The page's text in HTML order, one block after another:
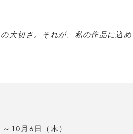
大切さ。それが、私の作品に込め
10月6日（木）